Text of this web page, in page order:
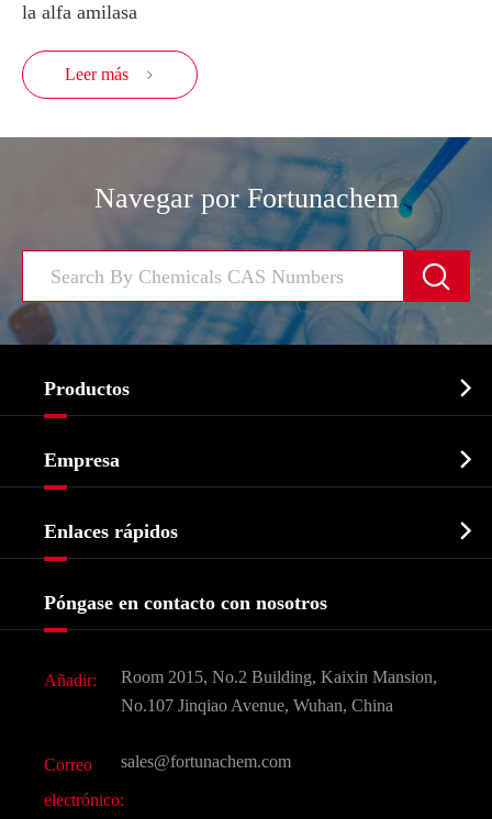
la alfa amilasa
Leer más 
Navegar por Fortunachem

Productos 
Bioquímico
Agroquímicos e intermedios
Ingredientes Cosméticos
Sabores y fragancias
CAS químico
Todos los productos químicos finos
Empresa 
Historia de la empresa
Enlaces rápidos 
Preguntas frecuentes (FAQ)
Póngase en contacto con nosotros
Añadir:
Room 2015, No.2 Building, Kaixin Mansion,
No.107 Jinqiao Avenue, Wuhan, China
Correo
electrónico:
sales@fortunachem.com